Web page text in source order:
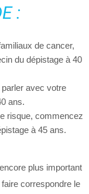
:
de cancer,
du dépistage à 40
avec votre
ans.
risque, commencez
à 45 ans.
plus important
correspondre le